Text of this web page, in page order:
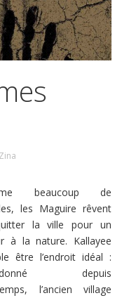
Zina
beaucoup de
les Maguire rêvent
la ville pour un
à la nature. Kallayee
être l’endroit idéal :
depuis
l’ancien village